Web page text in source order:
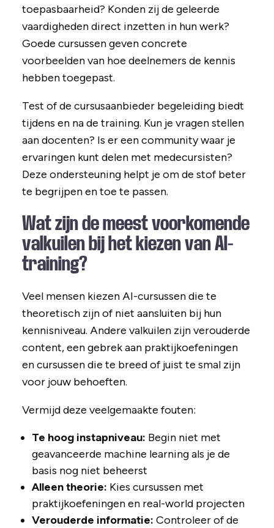
toepasbaarheid? Konden zij de geleerde
vaardigheden direct inzetten in hun werk?
Goede cursussen geven concrete
voorbeelden van hoe deelnemers de kennis
hebben toegepast.
Test of de cursusaanbieder begeleiding biedt
tijdens en na de training. Kun je vragen stellen
aan docenten? Is er een community waar je
ervaringen kunt delen met medecursisten?
Deze ondersteuning helpt je om de stof beter
te begrijpen en toe te passen.
Wat zijn de meest voorkomende
valkuilen bij het kiezen van AI-
training?
Veel mensen kiezen AI-cursussen die te
theoretisch zijn of niet aansluiten bij hun
kennisniveau. Andere valkuilen zijn verouderde
content, een gebrek aan praktijkoefeningen
en cursussen die te breed of juist te smal zijn
voor jouw behoeften.
Vermijd deze veelgemaakte fouten:
Te hoog instapniveau: Begin niet met
geavanceerde machine learning als je de
basis nog niet beheerst
Alleen theorie: Kies cursussen met
praktijkoefeningen en real-world projecten
Verouderde informatie: Controleer of de